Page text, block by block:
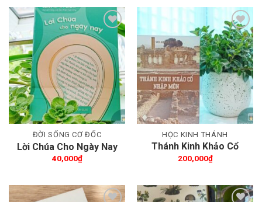
Thêm wishlist
ĐỜI SỐNG CƠ ĐỐC
Lời Chúa Cho Ngày Nay
40,000₫
Thêm wishlist
HỌC KINH THÁNH
Thánh Kinh Khảo Cổ
Nhập Môn
200,000₫